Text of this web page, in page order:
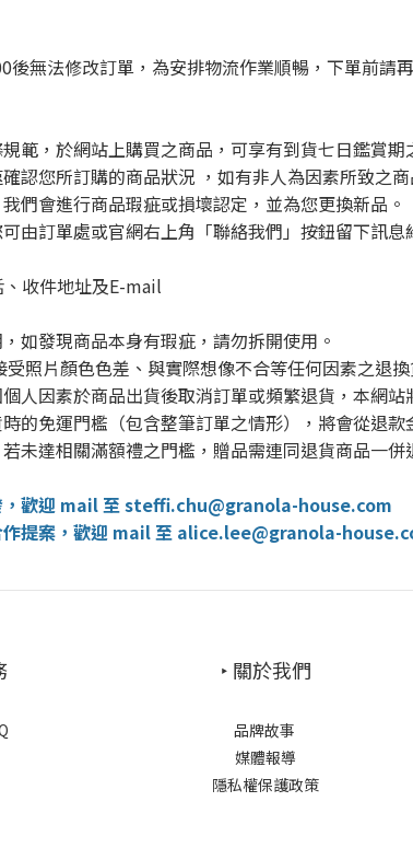
後無法修改訂單，為安排物流作業順暢，下單前請
範，於網站上購買之商品，可享有到貨七日鑑賞
認您所訂購的商品狀況 ，如有非人為因素所致之
們會進行商品瑕疵或損壞認定，並為您更換新品。
由訂單處或官網右上角「聯絡我們」按鈕留下訊息
收件地址及E-mail
如發現商品本身有瑕疵，請勿拆開使用。
照片顏色色差、與實際想像不合等任何因素之退
人因素於商品出貨後取消訂單或頻繁退貨，本網站
的免運門檻（包含整筆訂單之情形），將會從退
未達相關滿額禮之門檻，贈品需連同退貨商品一併
，歡迎 mail 至 steffi.chu@granola-house.com
作提案，歡迎 mail 至 alice.lee@granola-
‣ 關於我們
品牌故事
媒體報導
隱私權保護政策